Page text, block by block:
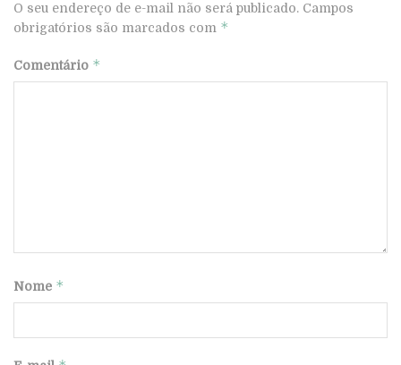
O seu endereço de e-mail não será publicado. Campos
obrigatórios são marcados com *
Comentário *
Nome *